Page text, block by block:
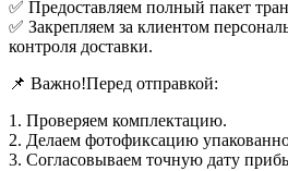
✅ Предоставляем полный пакет
✅ Закрепляем за клиентом
контроля доставки.
📌 Важно!Перед отправкой:
1. Проверяем комплектацию.
2. Делаем фотофиксацию
3. Согласовываем точную дату